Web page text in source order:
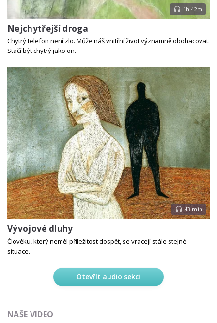
1h 42m
Nejchytřejší droga
Chytrý telefon není zlo. Může náš vnitřní život významně obohacovat.
Stačí být chytrý jako on.
43 min
Vývojové dluhy
Člověku, který neměl příležitost dospět, se vracejí stále stejné
situace.
Otevřít audio sekci
NAŠE VIDEO